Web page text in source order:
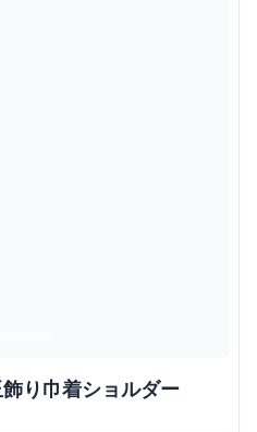
り巾着ショルダー